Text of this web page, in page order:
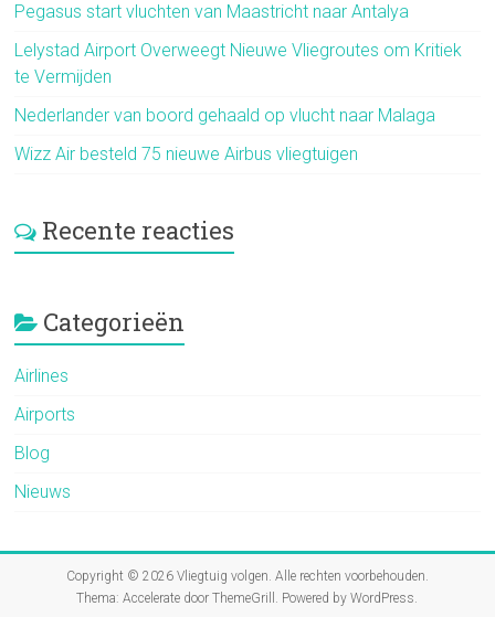
Pegasus start vluchten van Maastricht naar Antalya
Lelystad Airport Overweegt Nieuwe Vliegroutes om Kritiek
te Vermijden
Nederlander van boord gehaald op vlucht naar Malaga
Wizz Air besteld 75 nieuwe Airbus vliegtuigen
Recente reacties
Categorieën
Airlines
Airports
Blog
Nieuws
Copyright © 2026 Vliegtuig volgen. Alle rechten voorbehouden.
Thema:Accelerate door ThemeGrill. Powered byWordPress.